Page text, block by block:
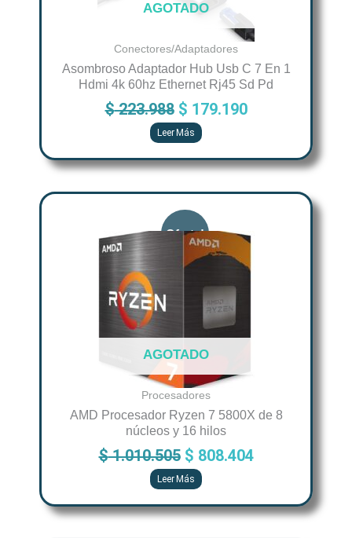
AGOTADO
Conectores/Adaptadores
Asombroso Adaptador Hub Usb C 7 En 1
Hdmi 4k 60hz Ethernet Rj45 Sd Pd
$223.988 $ 179.190
Leer Más
AGOTADO
Procesadores
AMD Procesador Ryzen 7 5800X de 8
núcleos y 16 hilos
$1.010.505
price
was:
$ 1.010.505.
$ 808.404
Current
Leer Más